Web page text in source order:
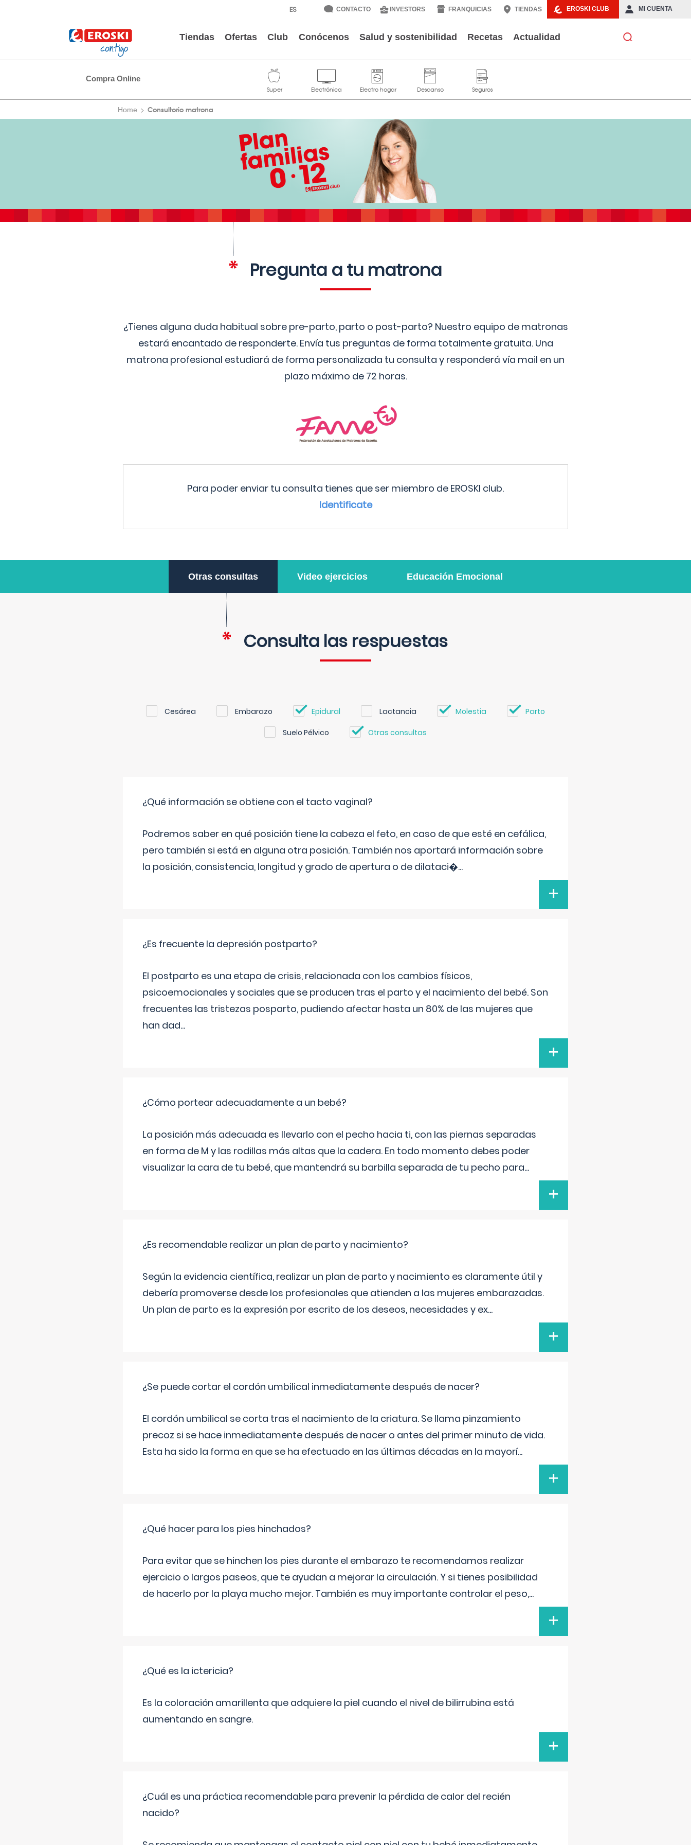
EROSKI CLUB MI CUENTA
CONTACTO INVESTORS FRANQUICIAS TIENDAS
Tiendas Ofertas Club Conócenos Salud y sostenibilidad Recetas Actualidad
Compra Online
Home Consultorio matrona
Pregunta a tu matrona
¿Tienes alguna duda habitual sobre pre-parto, parto o post-parto? Nuestro equipo de matronas
estará encantado de responderte. Envía tus preguntas de forma totalmente gratuita. Una
matrona profesional estudiará de forma personalizada tu consulta y responderá vía mail en un
plazo máximo de 72 horas.
Para poder enviar tu consulta tienes que ser miembro de EROSKI club.
Identificate
Otras consultas Video ejercicios Educación Emocional
Consulta las respuestas
Cesárea Embarazo Epidural Lactancia Molestia Parto
Suelo Pélvico Otras consultas
¿Qué información se obtiene con el tacto vaginal?
Podremos saber en qué posición tiene la cabeza el feto, en caso de que esté en cefálica,
pero también si está en alguna otra posición. También nos aportará información sobre
la posición, consistencia, longitud y grado de apertura o de dilataci�...
+
¿Es frecuente la depresión postparto?
El postparto es una etapa de crisis, relacionada con los cambios físicos,
psicoemocionales y sociales que se producen tras el parto y el nacimiento del bebé. Son
frecuentes las tristezas posparto, pudiendo afectar hasta un 80% de las mujeres que
han dad...
+
¿Cómo portear adecuadamente a un bebé?
La posición más adecuada es llevarlo con el pecho hacia ti, con las piernas separadas
en forma de M y las rodillas más altas que la cadera. En todo momento debes poder
visualizar la cara de tu bebé, que mantendrá su barbilla separada de tu pecho para...
+
¿Es recomendable realizar un plan de parto y nacimiento?
Según la evidencia científica, realizar un plan de parto y nacimiento es claramente útil y
debería promoverse desde los profesionales que atienden a las mujeres embarazadas.
Un plan de parto es la expresión por escrito de los deseos, necesidades y ex...
+
¿Se puede cortar el cordón umbilical inmediatamente después de nacer?
El cordón umbilical se corta tras el nacimiento de la criatura. Se llama pinzamiento
precoz si se hace inmediatamente después de nacer o antes del primer minuto de vida.
Esta ha sido la forma en que se ha efectuado en las últimas décadas en la mayorí...
+
¿Qué hacer para los pies hinchados?
Para evitar que se hinchen los pies durante el embarazo te recomendamos realizar
ejercicio o largos paseos, que te ayudan a mejorar la circulación. Y si tienes posibilidad
de hacerlo por la playa mucho mejor. También es muy importante controlar el peso,...
+
¿Qué es la ictericia?
Es la coloración amarillenta que adquiere la piel cuando el nivel de bilirrubina está
aumentando en sangre.
+
¿Cuál es una práctica recomendable para prevenir la pérdida de calor del recién
nacido?